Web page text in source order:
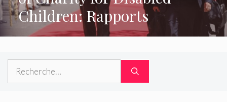
Children: Rapports
Rechercher :